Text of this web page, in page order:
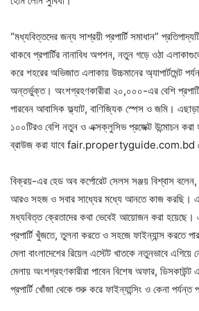
“মধ্যবিত্তদের জন্য সাশ্রয়ী প্রপার্টি সমাধান”
থাকবে প্রপার্টির নানাবিধ অপশন, নতুন গড়ে ওঠা
করে শহরের অভিজাত এলাকায় উচ্চমানের অ্যাপার্টমেন্ট
অন্তর্ভুক্ত। অংশগ্রহণকারীরা ২০,০০০-এর বেশি প্রপার্টি
পারবেন আবাসিক ফ্ল্যাট, বাণিজ্যিক স্পেস ও জমি।
১০০টিরও বেশি নতুন ও এক্সক্লুসিভ প্রজেক্ট উন্মোচন
ব্রাউজ করা যাবে fair.propertyguide.com.bd
বিক্রয়-এর হেড অব কর্পোরেট সেলস সঞ্জয় বিশ্বাস বলেন,
আরও সহজ ও সবার সাধ্যের মধ্যে আনতে কাজ করছি।
মধ্যবিত্ত ক্রেতাদের কথা ভেবেই আয়োজন করা হয়েছে।
প্রপার্টি খুঁজতে, তুলনা করতে ও সহজে ফাইন্যান্স করতে
মেলা বাংলাদেশের রিয়েল এস্টেট খাতকে নতুনভাবে এগিয়ে
মেলায় অংশগ্রহণকারীরা পাবেন বিশেষ অফার, ডিসকাউন্ট
প্রপার্টি খোঁজা থেকে শুরু করে ফাইন্যান্সিং ও কেনা পর্যন্ত